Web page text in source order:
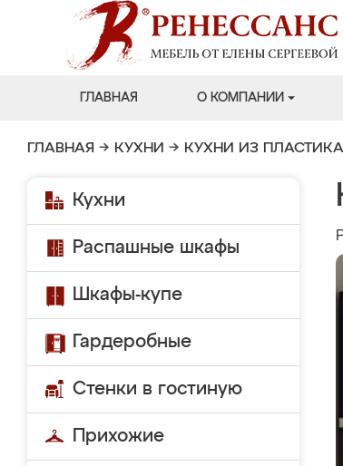
ГЛАВНАЯ О КОМПАНИИ
ГЛАВНАЯ → КУХНИ → КУХНИ ИЗ ПЛАСТИКА
Кухни
Распашные шкафы
Шкафы-купе
Гардеробные
Стенки в гостиную
Прихожие